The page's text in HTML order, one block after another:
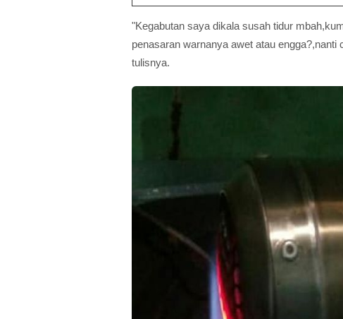
"Kegabutan saya dikala susah tidur
penasaran warnanya awet atau
tulisnya.